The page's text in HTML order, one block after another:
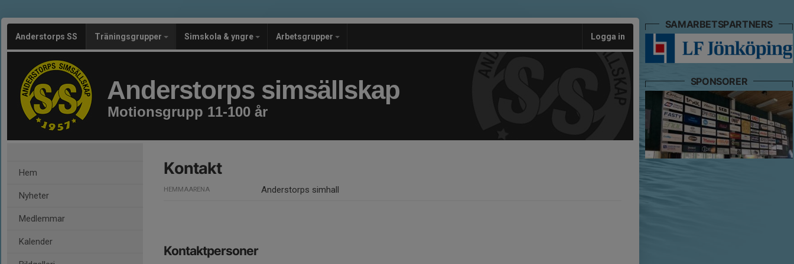
Anderstorps SS Träningsgrupper Simskola & yngre Arbetsgrupper Logga in
Anderstorps simsällskap
Motionsgrupp 11-100 år
Hem
Nyheter
Medlemmar
Kalender
Kontakt
HEMMAARENA Anderstorps simhall
Kontaktpersoner
SAMARBETSPARTNERS
SPONSORER